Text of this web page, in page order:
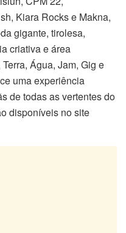
Kiara Rocks e Makna,
gigante, tirolesa,
criativa e área
Água, Jam, Gig e
uma experiência
de todas as vertentes do
disponíveis no site